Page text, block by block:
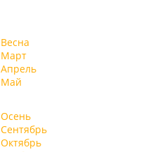
Весна
Март
Апрель
Май
Осень
Сентябрь
Октябрь